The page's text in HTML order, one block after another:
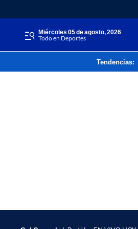
miércoles 05 de agosto, 2026
Todo en Deportes
Tendencias: